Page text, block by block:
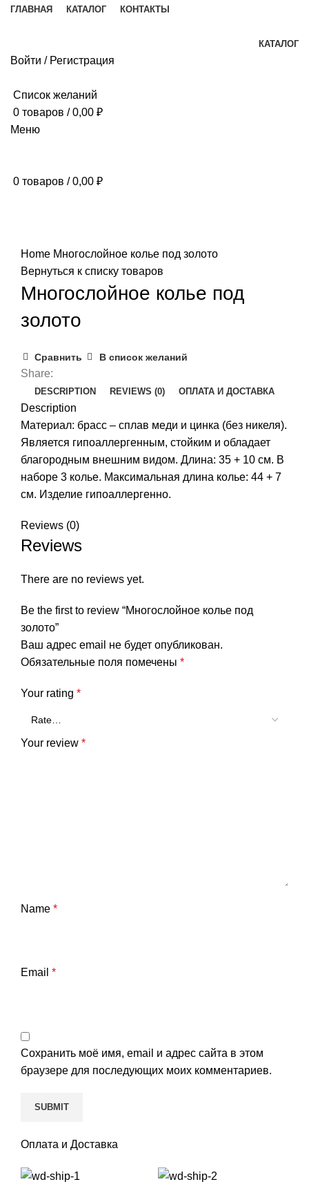
ГЛАВНАЯ КАТАЛОГ КОНТАКТЫ
КАТАЛОГ
Войти / Регистрация
Список желаний
0 товаров / 0,00 ₽
Меню
0 товаров / 0,00 ₽
Home Многослойное колье под золото
Вернуться к списку товаров
Многослойное колье под
золото
Сравнить В список желаний
Share:
DESCRIPTION REVIEWS (0) ОПЛАТА И ДОСТАВКА
Description
Материал: брасс – сплав меди и цинка (без никеля).
Является гипоаллергенным, стойким и обладает
благородным внешним видом. Длина: 35 + 10 см. В
наборе 3 колье. Максимальная длина колье: 44 + 7
см. Изделие гипоаллергенно.
Reviews (0)
Reviews
There are no reviews yet.
Be the first to review “Многослойное колье под
золото”
Ваш адрес email не будет опубликован.
Обязательные поля помечены *
Your rating *
Your review *
Name *
Email *
Сохранить моё имя, email и адрес сайта в этом
браузере для последующих моих комментариев.
Оплата и Доставка